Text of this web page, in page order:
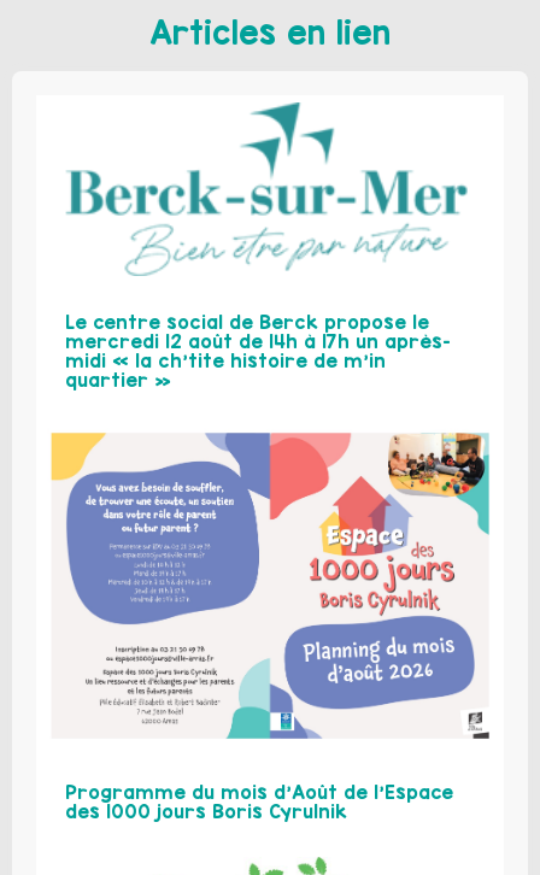
Articles en lien
Le centre social de Berck propose le
mercredi 12 août de 14h à 17h un après-
midi « la ch’tite histoire de m’in
quartier »
Programme du mois d’Août de l’Espace
des 1000 jours Boris Cyrulnik